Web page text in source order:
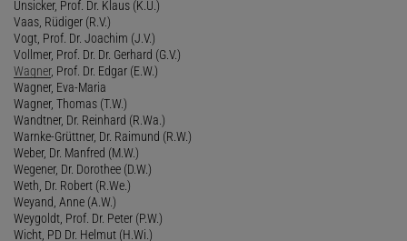
Unsicker, Prof. Dr. Klaus (K.U.)
Vaas, Rüdiger (R.V.)
Vogt, Prof. Dr. Joachim (J.V.)
Vollmer, Prof. Dr. Dr. Gerhard (G.V.)
Wagner, Prof. Dr. Edgar (E.W.)
Wagner, Eva-Maria
Wagner, Thomas (T.W.)
Wandtner, Dr. Reinhard (R.Wa.)
Warnke-Grüttner, Dr. Raimund (R.W.)
Weber, Dr. Manfred (M.W.)
Wegener, Dr. Dorothee (D.W.)
Weth, Dr. Robert (R.We.)
Weyand, Anne (A.W.)
Weygoldt, Prof. Dr. Peter (P.W.)
Wicht, PD Dr. Helmut (H.Wi.)